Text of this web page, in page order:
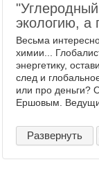
экологию, а
Весьма
химии...
энергетику,
след и
или про деньги?
Ершовым.
Развернуть